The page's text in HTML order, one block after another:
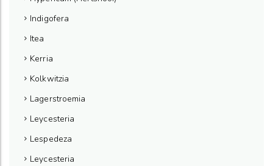
Indigofera
Itea
Kerria
Kolkwitzia
Lagerstroemia
Leycesteria
Lespedeza
Leycesteria